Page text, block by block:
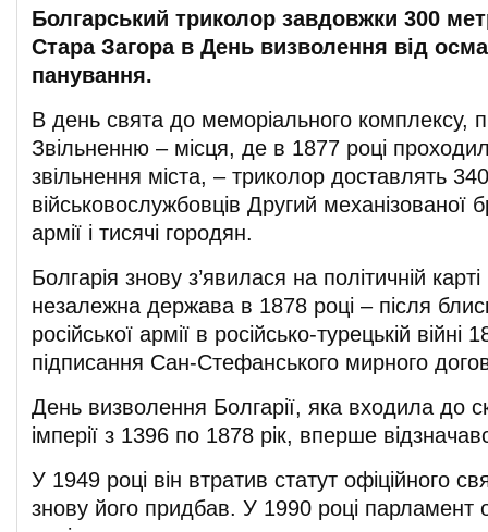
Болгарський триколор завдовжки 300
Стара Загора в День визволення від
панування.
В день свята до меморіального комплексу,
Звільненню – місця, де в 1877 році
звільнення міста, – триколор доставлять 340
військовослужбовців Другий механізованої
армії і тисячі городян.
Болгарія знову з’явилася на політичній
незалежна держава в 1878 році – після
російської армії в російсько-турецькій війні
підписання Сан-Стефанського мирного
День визволення Болгарії, яка входила до
імперії з 1396 по 1878 рік, вперше
У 1949 році він втратив статут офіційного
знову його придбав. У 1990 році парламент